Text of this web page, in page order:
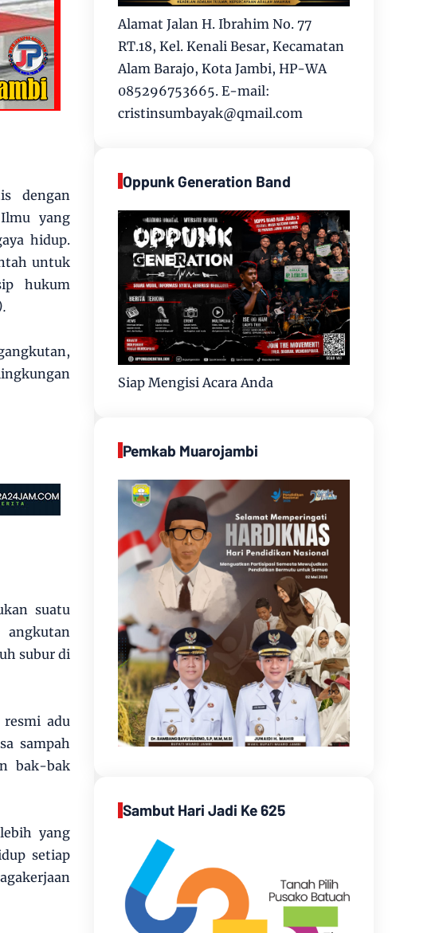
dengan
yang
hidup.
untuk
hukum
suatu
angkutan
subur di
resmi adu
sampah
bak-bak
yang
setiap
Alamat Jalan H. Ibrahim No. 77
RT.18, Kel. Kenali Besar, Kecamatan
Alam Barajo, Kota Jambi, HP-WA
085296753665. E-mail:
cristinsumbayak@qmail.com
Oppunk Generation Band
Siap Mengisi Acara Anda
Pemkab Muarojambi
Sambut Hari Jadi Ke 625